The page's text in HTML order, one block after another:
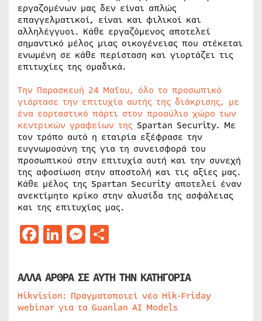
εργαζομένων μας δεν είναι απλώς
επαγγελματικοί, είναι και φιλικοί και
αλληλέγγυοι. Κάθε εργαζόμενος αποτελεί
σημαντικό μέλος μιας οικογένειας που στέκεται
ενωμένη σε κάθε περίσταση και γιορτάζει τις
επιτυχίες της ομαδικά.
Την Παρασκευή 24 Μαΐου, όλο το προσωπικό
γιόρτασε την επιτυχία αυτής της διάκρισης, με
ένα εορταστικό πάρτι στον προαύλιο χώρο των
κεντρικών γραφείων της Spartan Security. Με
τον τρόπο αυτό η εταιρία εξέφρασε την
ευγνωμοσύνη της για τη συνεισφορά του
προσωπικού στην επιτυχία αυτή και την συνεχή
της αφοσίωση στην αποστολή και τις αξίες μας.
Κάθε μέλος της Spartan Security αποτελεί έναν
ανεκτίμητο κρίκο στην αλυσίδα της ασφάλειας
και της επιτυχίας μας.
Facebook
LinkedIn
Messenger
ΑΛΛΑ ΑΡΘΡΑ ΣΕ ΑΥΤΗ ΤΗΝ ΚΑΤΗΓΟΡΙΑ
Hikvision: Πραγματοποιεί νέο Hik-Friday
webinar για τα Guanlan AI Models